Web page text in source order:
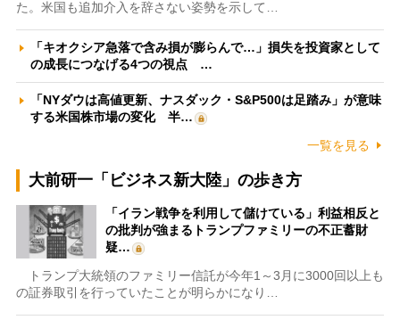
た。米国も追加介入を辞さない姿勢を示して…
「キオクシア急落で含み損が膨らんで…」損失を投資家として
の成長につなげる4つの視点 …
「NYダウは高値更新、ナスダック・S&P500は足踏み」が意味
する米国株市場の変化 半…
一覧を見る
大前研一「ビジネス新大陸」の歩き方
「イラン戦争を利用して儲けている」利益相反と
の批判が強まるトランプファミリーの不正蓄財
疑…
トランプ大統領のファミリー信託が今年1～3月に3000回以上も
の証券取引を行っていたことが明らかになり…